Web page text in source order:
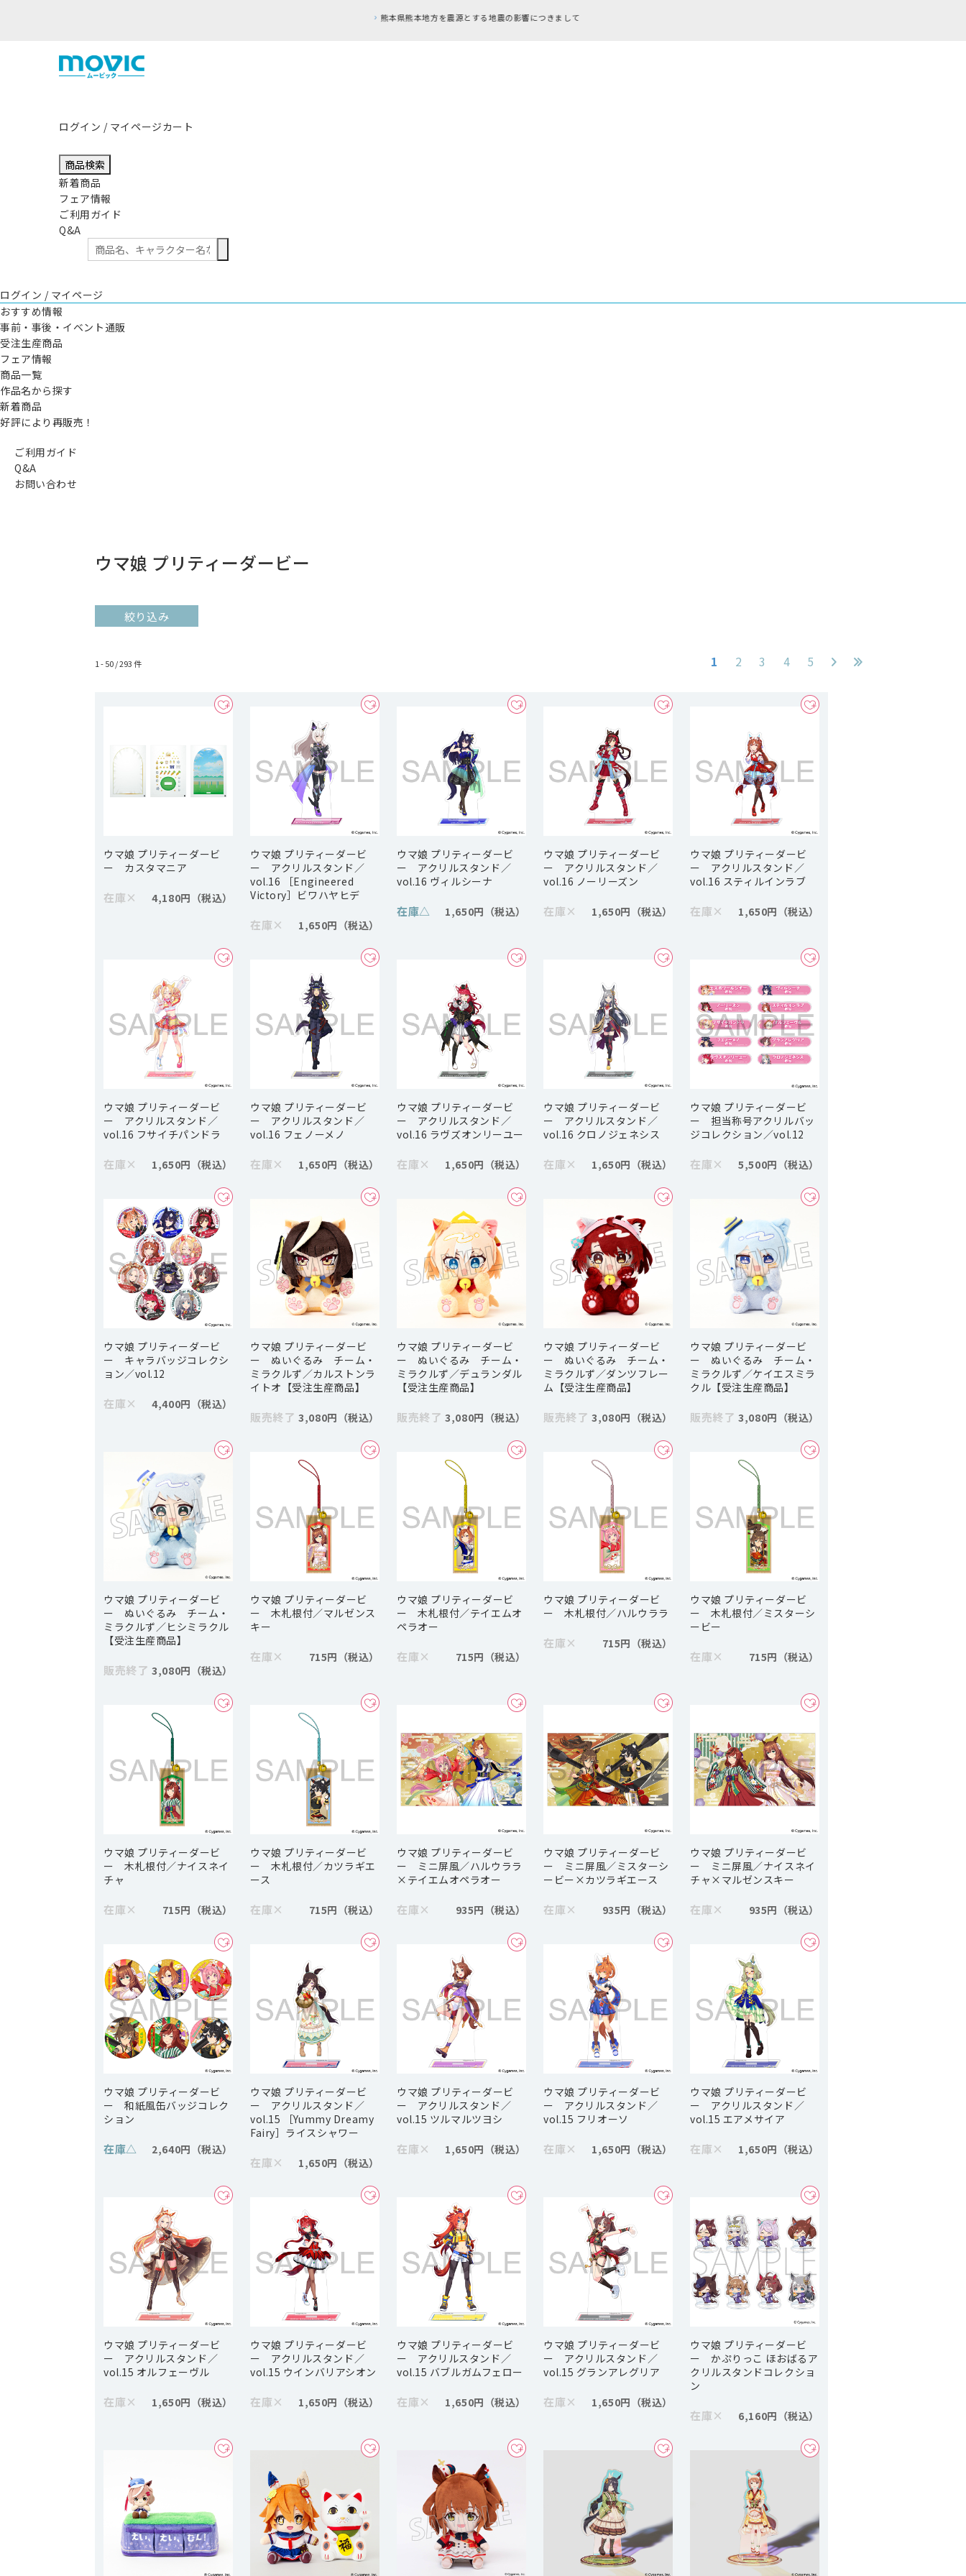
RFC違反アドレスのご利用について
ログイン / マイページカート
商品検索
新着商品
フェア情報
ご利用ガイド
Q&A
ログイン / マイページ
おすすめ情報
事前・事後・イベント通販
受注生産商品
フェア情報
商品一覧
作品名から探す
新着商品
好評により再販売！
ご利用ガイド
Q&A
お問い合わせ
ウマ娘 プリティーダービー
絞り込み
1 - 50 /293件 1 2 3 4 5
ウマ娘 プリティーダービ
ー カスタマニア
在庫× 4,180円
ウマ娘 プリティーダービ
ー アクリルスタンド／
vol.16 ［Engineered
Victory］ビワハヤヒデ
在庫× 1,650円
ウマ娘 プリティーダービ
ー アクリルスタンド／
vol.16 ヴィルシーナ
在庫△ 1,650円
ウマ娘 プリティーダービ
ー アクリルスタンド／
vol.16 ノーリーズン
在庫× 1,650円
ウマ娘 プリティーダービ
ー アクリルスタンド／
vol.16 スティルインラブ
在庫× 1,650円
ウマ娘 プリティーダービ
ー アクリルスタンド／
vol.16 フサイチパンドラ
在庫× 1,650円
ウマ娘 プリティーダービ
ー アクリルスタンド／
vol.16 フェノーメノ
在庫× 1,650円
ウマ娘 プリティーダービ
ー アクリルスタンド／
vol.16 ラヴズオンリーユー
在庫× 1,650円
ウマ娘 プリティーダービ
ー アクリルスタンド／
vol.16 クロノジェネシス
在庫× 1,650円
ウマ娘 プリティーダービ
ー 担当称号アクリルバッ
ジコレクション／vol.12
在庫× 5,500円
ウマ娘 プリティーダービ
ー キャラバッジコレクシ
ョン／vol.12
在庫× 4,400円
ウマ娘 プリティーダービ
ー ぬいぐるみ チーム・
ミラクルず／カルストンラ
イトオ【受注生産商品】
販売終了 3,080円
ウマ娘 プリティーダービ
ー ぬいぐるみ チーム・
ミラクルず／デュランダル
【受注生産商品】
販売終了 3,080円
ウマ娘 プリティーダービ
ー ぬいぐるみ チーム・
ミラクルず／ダンツフレー
ム【受注生産商品】
販売終了 3,080円
ウマ娘 プリティーダービ
ー ぬいぐるみ チーム・
ミラクルず／ケイエスミラ
クル【受注生産商品】
販売終了 3,080円
ウマ娘 プリティーダービ
ー ぬいぐるみ チーム・
ミラクルず／ヒシミラクル
【受注生産商品】
販売終了 3,080円
ウマ娘 プリティーダービ
ー 木札根付／マルゼンス
キー
在庫× 715円
ウマ娘 プリティーダービ
ー 木札根付／テイエムオ
ペラオー
在庫× 715円
ウマ娘 プリティーダービ
ー 木札根付／ハルウララ
在庫× 715円
ウマ娘 プリティーダービ
ー 木札根付／ミスターシ
ービー
在庫× 715円
ウマ娘 プリティーダービ
ー 木札根付／ナイスネイ
チャ
在庫× 715円
ウマ娘 プリティーダービ
ー 木札根付／カツラギエ
ース
在庫× 715円
ウマ娘 プリティーダービ
ー ミニ屏風／ハルウララ
×テイエムオペラオー
在庫× 935円
ウマ娘 プリティーダービ
ー ミニ屏風／ミスターシ
ービー×カツラギエース
在庫× 935円
ウマ娘 プリティーダービ
ー ミニ屏風／ナイスネイ
チャ×マルゼンスキー
在庫× 935円
ウマ娘 プリティーダービ
ー 和紙風缶バッジコレク
ション
在庫△ 2,640円
ウマ娘 プリティーダービ
ー アクリルスタンド／
vol.15 ［Yummy Dreamy
Fairy］ライスシャワー
在庫× 1,650円
ウマ娘 プリティーダービ
ー アクリルスタンド／
vol.15 ツルマルツヨシ
在庫× 1,650円
ウマ娘 プリティーダービ
ー アクリルスタンド／
vol.15 フリオーソ
在庫× 1,650円
ウマ娘 プリティーダービ
ー アクリルスタンド／
vol.15 エアメサイア
在庫× 1,650円
ウマ娘 プリティーダービ
ー アクリルスタンド／
vol.15 オルフェーヴル
在庫× 1,650円
ウマ娘 プリティーダービ
ー アクリルスタンド／
vol.15 ウインバリアシオン
在庫× 1,650円
ウマ娘 プリティーダービ
ー アクリルスタンド／
vol.15 バブルガムフェロー
在庫× 1,650円
ウマ娘 プリティーダービ
ー アクリルスタンド／
vol.15 グランアレグリア
在庫× 1,650円
ウマ娘 プリティーダービ
ー かぷりっこ ほおばるア
クリルスタンドコレクショ
ン
在庫× 6,160円